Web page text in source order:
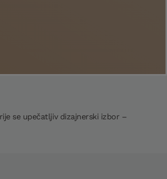
se upečatljiv dizajnerski izbor –